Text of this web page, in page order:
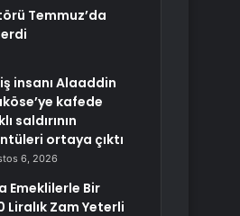
Temmuz’da
insanı Alaaddin
kafede
saldırının
ortaya çıktı
6, 2026
Emeklilerle Bir
Liralık Zam Yeterli